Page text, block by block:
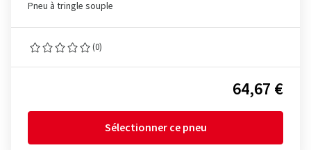
Pneu à tringle souple
(0)
64,67 €
Sélectionner ce pneu